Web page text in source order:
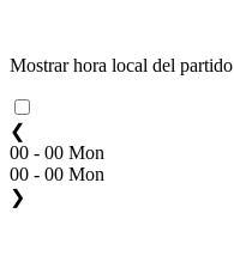
Mostrar hora local del partido
❮
00 - 00 Mon
00 - 00 Mon
❯